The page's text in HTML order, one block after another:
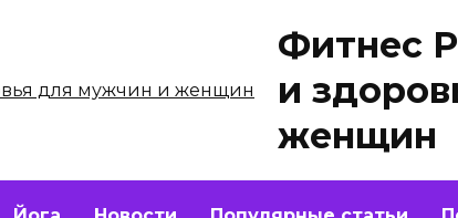
Фитнес
и
женщин